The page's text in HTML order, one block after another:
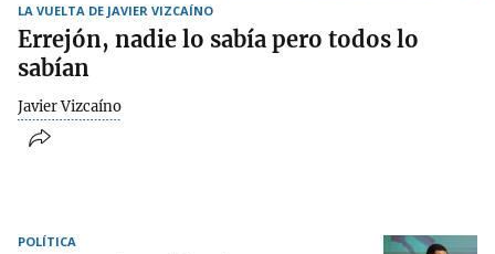
LA VUELTA DE JAVIER VIZCAÍNO
Errejón, nadie lo sabía pero todos lo
sabían
Javier Vizcaíno
POLÍTICA